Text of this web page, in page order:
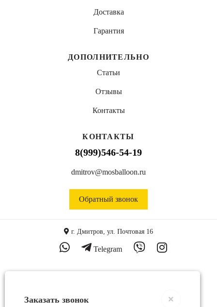
Доставка
Гарантия
ДОПОЛНИТЕЛЬНО
Статьи
Отзывы
Контакты
КОНТАКТЫ
8(999)546-54-19
dmitrov@mosballoon.ru
Обратный звонок
г. Дмитров, ул. Почтовая 16
Telegram
Заказать звонок